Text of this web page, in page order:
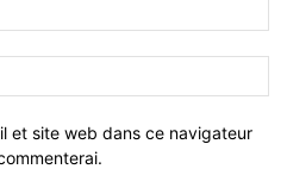
et site web dans ce navigateur